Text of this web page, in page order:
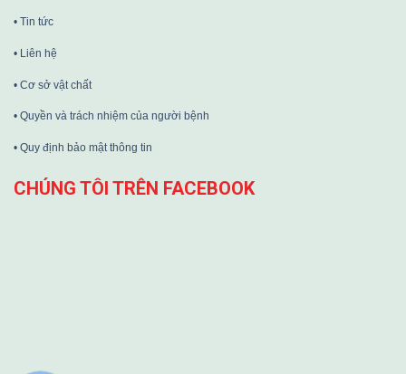
• Tin tức
• Liên hệ
• Cơ sở vật chất
• Quyền và trách nhiệm của người bệnh
• Quy định bảo mật thông tin
CHÚNG TÔI TRÊN FACEBOOK